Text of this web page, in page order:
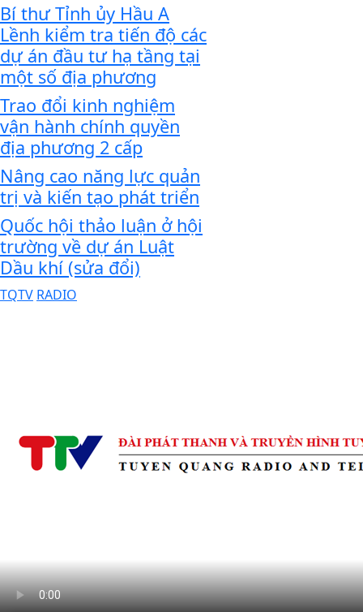
Bí thư Tỉnh ủy Hầu A
Lềnh kiểm tra tiến độ các
dự án đầu tư hạ tầng tại
một số địa phương
Trao đổi kinh nghiệm
vận hành chính quyền
địa phương 2 cấp
Nâng cao năng lực quản
trị và kiến tạo phát triển
Quốc hội thảo luận ở hội
trường về dự án Luật
Dầu khí (sửa đổi)
TQTV RADIO